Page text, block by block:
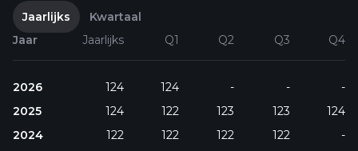
Jaarlijks
Kwartaal
Jaar
Jaarlijks Q1 Q2 Q3 Q4
2026 124 124 - -
-
2025
124 122 123 123
124
2024
122 122 122 122
-